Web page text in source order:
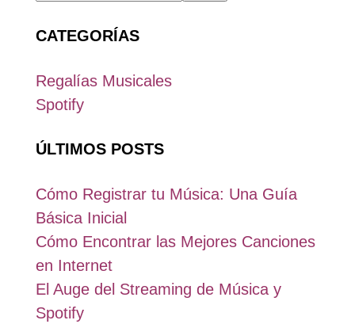
CATEGORÍAS
Regalías Musicales
Spotify
ÚLTIMOS POSTS
Cómo Registrar tu Música: Una Guía
Básica Inicial
Cómo Encontrar las Mejores Canciones
en Internet
El Auge del Streaming de Música y
Spotify